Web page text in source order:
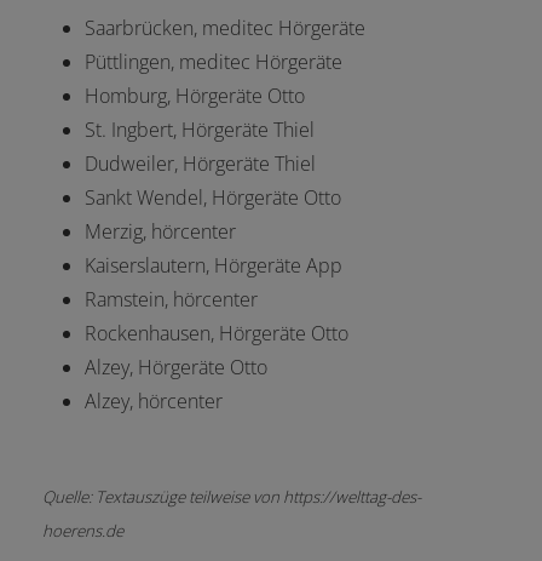
Saarbrücken, meditec Hörgeräte
Püttlingen, meditec Hörgeräte
Homburg, Hörgeräte Otto
St. Ingbert, Hörgeräte Thiel
Dudweiler, Hörgeräte Thiel
Sankt Wendel, Hörgeräte Otto
Merzig, hörcenter
Kaiserslautern, Hörgeräte App
Ramstein, hörcenter
Rockenhausen, Hörgeräte Otto
Alzey, Hörgeräte Otto
Alzey, hörcenter
Quelle: Textauszüge teilweise von https://welttag-des-
hoerens.de